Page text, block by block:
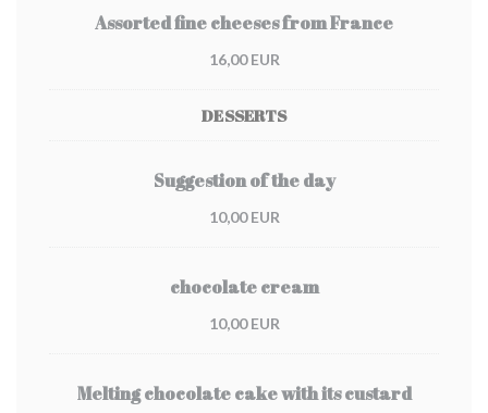
Assorted fine cheeses from France
16,00 EUR
DESSERTS
Suggestion of the day
10,00 EUR
chocolate cream
10,00 EUR
Melting chocolate cake with its custard